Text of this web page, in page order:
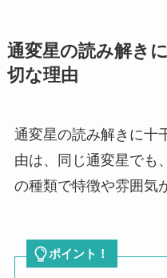
通変星の読み解き
切な理由
通変星の読み解きに十
由は、同じ通変星でも
の種類で特徴や雰囲気
ポイント！